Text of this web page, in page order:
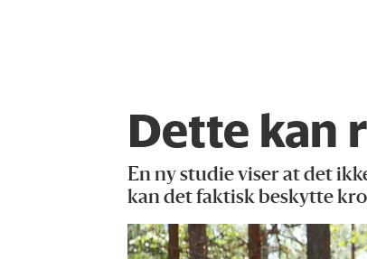
Dette kan
En ny studie viser at det
kan det faktisk beskytte